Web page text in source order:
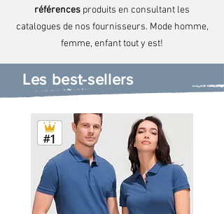
références produits en consultant les
catalogues de nos fournisseurs. Mode homme,
femme, enfant tout y est!
Les best-sellers